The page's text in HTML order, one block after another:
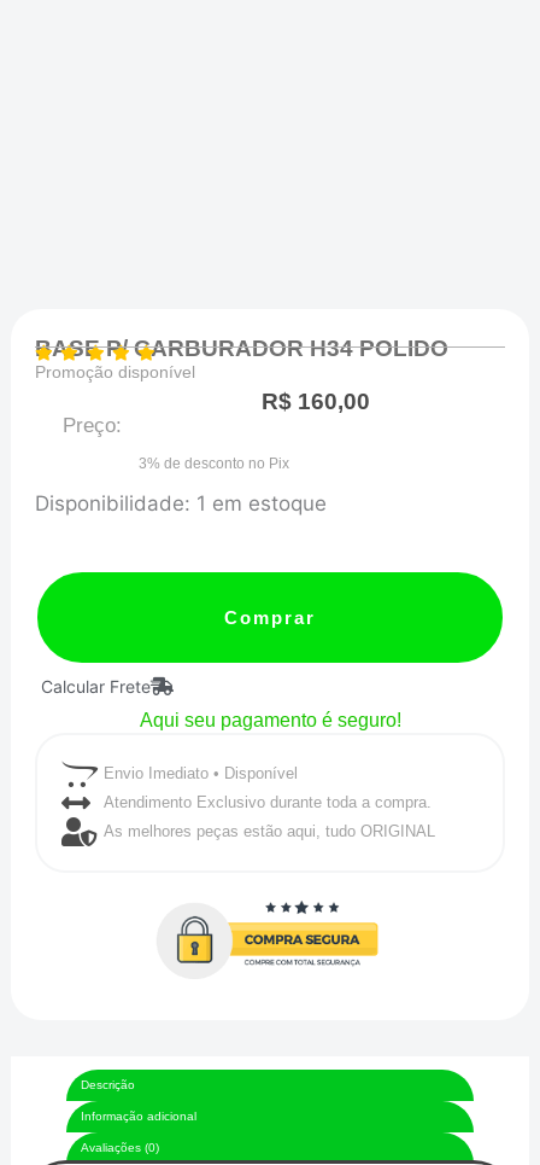
BASE P/ CARBURADOR H34 POLIDO
Promoção disponível
Preço:
R$160,00
3% de desconto no Pix
Disponibilidade: 1 em estoque
BASE
CARBURADOR
H34
POLIDO
quantidade
Comprar
Calcular Frete
Aqui seu pagamento é seguro!
Envio Imediato • Disponível
Atendimento Exclusivo durante toda a compra.
As melhores peças estão aqui, tudo ORIGINAL
Descrição
Informação adicional
Avaliações (0)